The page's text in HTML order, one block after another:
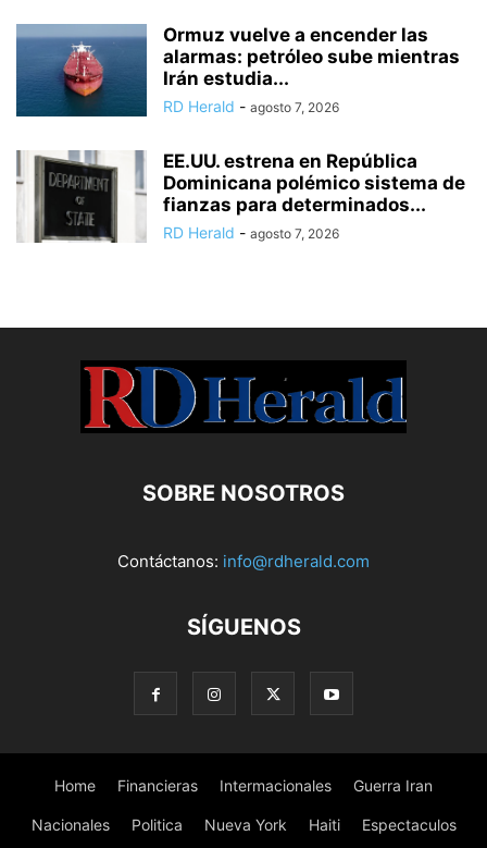
Ormuz vuelve a encender las
alarmas: petróleo sube mientras
Irán estudia...
RD Herald - agosto 7, 2026
EE.UU. estrena en República
Dominicana polémico sistema de
fianzas para determinados...
RD Herald - agosto 7, 2026
SOBRE NOSOTROS
Contáctanos: info@rdherald.com
SÍGUENOS
Home Financieras Intermacionales Guerra Iran
Nacionales Politica Nueva York Haiti Espectaculos